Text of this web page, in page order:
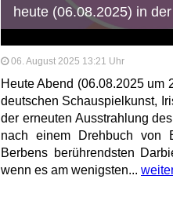
heute (06.08.2025) in
06. August 2025 13:21 Uhr
Heute Abend (06.08.2025 um
deutschen Schauspielkunst,
der erneuten Ausstrahlung
nach einem Drehbuch von
Berbens berührendsten
wenn es am wenigsten...